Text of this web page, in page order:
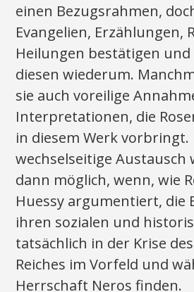
einen Bezugsrahmen,
Evangelien, Erzählungen,
Heilungen bestätigen
diesen wiederum.
sie auch voreilige
Interpretationen, die
in diesem Werk vorbringt.
wechselseitige
dann möglich, wenn, wie
Huessy argumentiert, die
ihren sozialen und
tatsächlich in der Krise
Reiches im Vorfeld und
Herrschaft Neros finden.